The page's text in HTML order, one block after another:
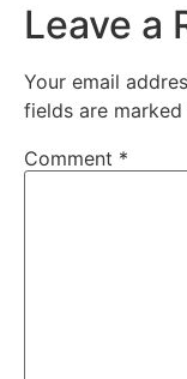
Leave a
Your email
fields are marked
Comment *